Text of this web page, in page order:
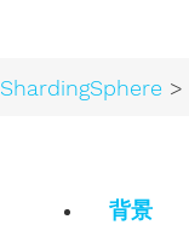
ShardingSphere >
背景